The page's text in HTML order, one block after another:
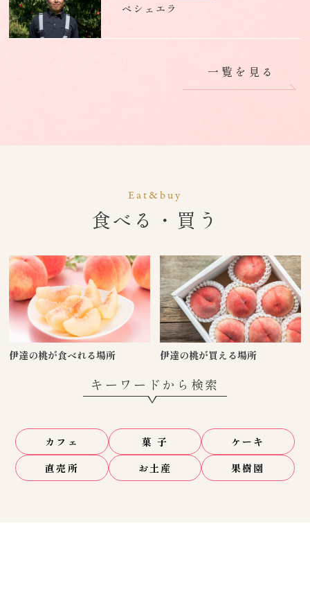
ペシェエラ
一覧を見る
Eat&buy
食べる・買う
伊達の桃が食べれる場所 伊達の桃が買える場所
キーワードから検索
カフェ 菓 子
ケーキ
直売所
お土産 果樹園